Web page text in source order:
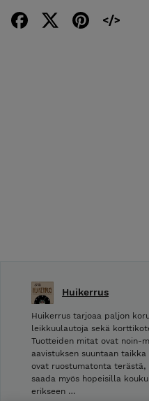
Huikerrus
Huikerrus tarjoaa paljon
leikkuulautoja sekä
Tuotteiden mitat ovat noin-
aavistuksen suuntaan
ovat ruostumatonta
saada myös hopeisilla
erikseen …